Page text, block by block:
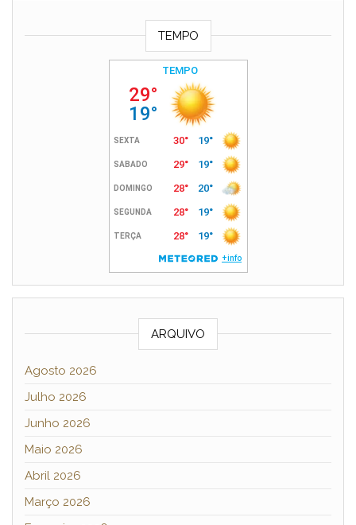
TEMPO
ARQUIVO
Agosto 2026
Julho 2026
Junho 2026
Maio 2026
Abril 2026
Março 2026